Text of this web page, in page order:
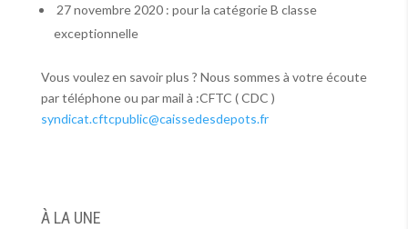
27 novembre 2020 : pour la catégorie B classe
exceptionnelle
Vous voulez en savoir plus ? Nous sommes à votre écoute
par téléphone ou par mail à :CFTC ( CDC )
syndicat.cftcpublic@caissedesdepots.fr
À LA UNE